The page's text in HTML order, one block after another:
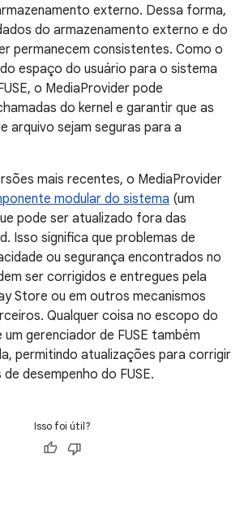
externo. Dessa forma,
do armazenamento externo e do
permanecem consistentes. Como o
espaço do usuário para o sistema
o MediaProvider pode
do kernel e garantir que as
arquivo sejam seguras para a
mais recentes, o MediaProvider
modular do sistema (um
pode ser atualizado fora das
Isso significa que problemas de
ou segurança encontrados no
ser corrigidos e entregues pela
Store ou em outros mecanismos
Qualquer coisa no escopo do
gerenciador de FUSE também
permitindo atualizações para corrigir
desempenho do FUSE.
Isso foi útil?